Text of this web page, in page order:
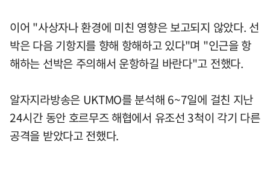
이어 "사상자나 환경에 미친 영향은 보고되지 않았다. 선
박은 다음 기항지를 향해 항해하고 있다"며 "인근을 항
해하는 선박은 주의해서 운항하길 바란다"고 전했다.
알자지라방송은 UKTMO를 분석해 6~7일에 걸친 지난
24시간 동안 호르무즈 해협에서 유조선 3척이 각기 다른
공격을 받았다고 전했다.